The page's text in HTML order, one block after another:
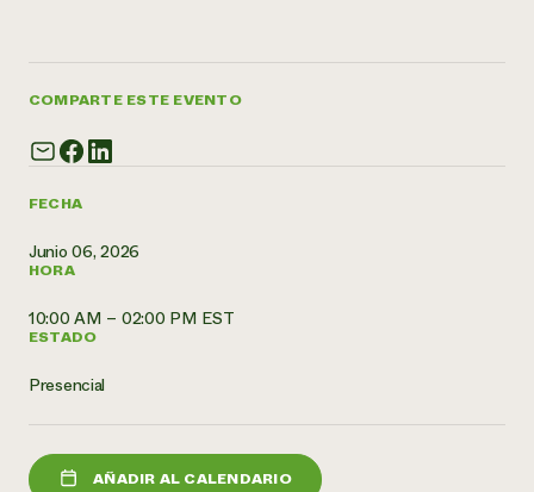
Llame a la
FECHA
Junio 06, 2026
HORA
10:00 AM – 02:00 PM EST
ESTADO
Presencial
AÑADIR AL CALENDARIO
COMPARTE ESTE EVENTO